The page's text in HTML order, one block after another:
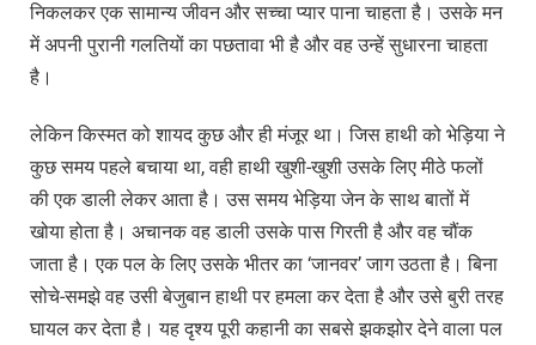
निकलकर एक सामान्य जीवन और सच्चा प्यार पाना चाहता है। उसके मन
में अपनी पुरानी गलतियों का पछतावा भी है और वह उन्हें सुधारना चाहता
है।
लेकिन किस्मत को शायद कुछ और ही मंजूर था। जिस हाथी को भेड़िया ने
कुछ समय पहले बचाया था, वही हाथी खुशी-खुशी उसके लिए मीठे फलों
की एक डाली लेकर आता है। उस समय भेड़िया जेन के साथ बातों में
खोया होता है। अचानक वह डाली उसके पास गिरती है और वह चौंक
जाता है। एक पल के लिए उसके भीतर का ‘जानवर’ जाग उठता है। बिना
सोचे-समझे वह उसी बेजुबान हाथी पर हमला कर देता है और उसे बुरी तरह
घायल कर देता है। यह दृश्य पूरी कहानी का सबसे झकझोर देने वाला पल